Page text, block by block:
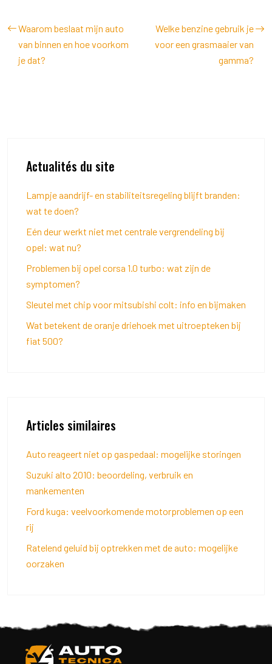
Waarom beslaat mijn auto
van binnen en hoe voorkom
je dat?
Welke benzine gebruik je
voor een grasmaaier van
gamma?
Actualités du site
Lampje aandrijf- en stabiliteitsregeling blijft branden:
wat te doen?
Eén deur werkt niet met centrale vergrendeling bij
opel: wat nu?
Problemen bij opel corsa 1.0 turbo: wat zijn de
symptomen?
Sleutel met chip voor mitsubishi colt: info en bijmaken
Wat betekent de oranje driehoek met uitroepteken bij
fiat 500?
Articles similaires
Auto reageert niet op gaspedaal: mogelijke storingen
Suzuki alto 2010: beoordeling, verbruik en
mankementen
Ford kuga: veelvoorkomende motorproblemen op een
rij
Ratelend geluid bij optrekken met de auto: mogelijke
oorzaken